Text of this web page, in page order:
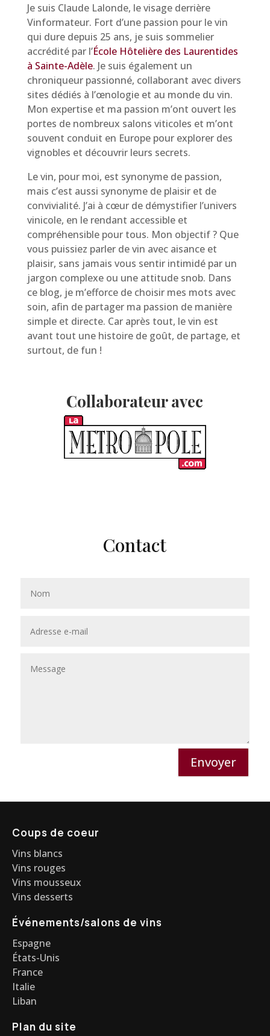
Je suis Claude Lalonde, le visage derrière
Vinformateur. Fort d’une passion pour le vin
qui dure depuis 25 ans, je suis sommelier
accrédité par l’École Hôtelière des Laurentides
à Sainte-Adèle. Je suis également un
chroniqueur passionné, collaborant avec divers
sites dédiés à l’œnologie et au monde du vin.
Mon expertise et ma passion m’ont ouvert les
portes de nombreux salons viticoles et m’ont
souvent conduit en Europe pour explorer des
vignobles et découvrir leurs secrets.
Le vin, pour moi, est synonyme de passion,
mais c’est aussi synonyme de plaisir et de
convivialité. J’ai à cœur de démystifier l’univers
vinicole, en le rendant accessible et
compréhensible pour tous. Mon objectif ? Que
vous puissiez parler de vin avec aisance et
plaisir, sans jamais vous sentir intimidé par un
jargon complexe ou une attitude snob. Dans
ce blog, je m’efforce de choisir mes mots avec
soin, afin de partager ma passion de manière
simple et directe. Car après tout, le vin est
avant tout une histoire de goût, de partage, et
surtout, de fun !
Collaborateur avec
Contact
Envoyer
Coups de coeur
Vins blancs
Vins rouges
Vins mousseux
Vins desserts
Événements/salons de vins
Espagne
États-Unis
France
Italie
Liban
Plan du site